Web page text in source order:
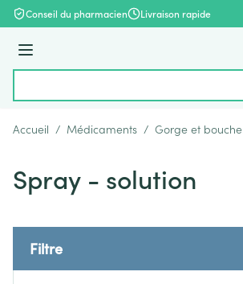
Aller au contenu
Conseil du pharmacien Livraison rapide
Menu
Accueil / Médicaments / Gorge et bouche
Spray - solution
Filtre